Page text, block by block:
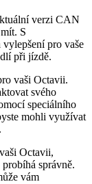
verzi⁤ CAN
S
pro vaše
při jízdě.
vaši Octavii.
svého
speciálního
mohli využívat
Octavii,
správně.
vám